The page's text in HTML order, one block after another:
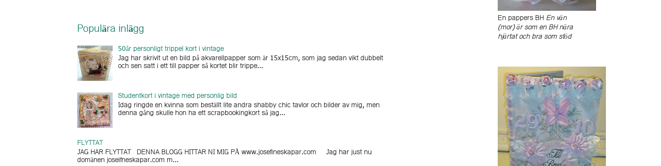
Populära inlägg
50år personligt trippel kort i vintage
Jag har skrivit ut en bild på akvarellpapper som är 15x15cm, som jag sedan vikt dubbelt
och sen satt i ett till papper så kortet blir trippe...
Studentkort i vintage med personlig bild
Idag ringde en kvinna som beställt lite andra shabby chic tavlor och bilder av mig, men
denna gång skulle hon ha ett scrapbookingkort så jag...
FLYTTAT
JAG HAR FLYTTAT DENNA BLOGG HITTAR NI MIG PÅ www.josefineskapar.com Jag har just nu
domänen joseifneskapar.com m...
En pappers BH En vän
(mor) är som en BH nära
hjärtat och bra som stöd